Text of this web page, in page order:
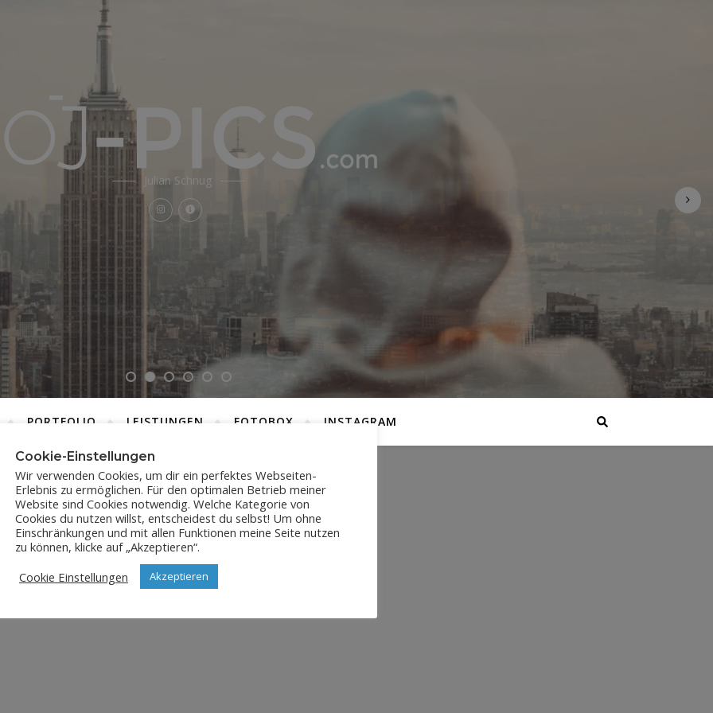
Julian Schnug
PORTFOLIO LEISTUNGEN FOTOBOX INSTAGRAM
SICILY-5783
29. Dezember 2021
Cookie-Einstellungen
Wir verwenden Cookies, um dir ein perfektes Webseiten-
Erlebnis zu ermöglichen. Für den optimalen Betrieb meiner
Website sind Cookies notwendig. Welche Kategorie von
Cookies du nutzen willst, entscheidest du selbst! Um ohne
Einschränkungen und mit allen Funktionen meine Seite nutzen
zu können, klicke auf „Akzeptieren“.
Cookie Einstellungen
Akzeptieren